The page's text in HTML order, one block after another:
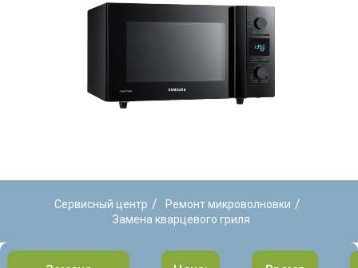
Сервисный центр / Ремонт микроволновки /
Замена кварцевого гриля